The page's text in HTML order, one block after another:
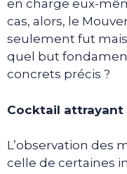
en charge eux-
cas, alors, le
seulement fut
quel but
concrets précis ?
Cocktail attrayant
L’observation des
celle de certaines